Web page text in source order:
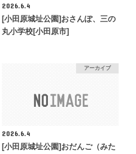
2026.6.4
[小田原城址公園]おさんぽ、三の
丸小学校[小田原市]
アーカイブ
2026.6.4
[小田原城址公園]おだんご（みた